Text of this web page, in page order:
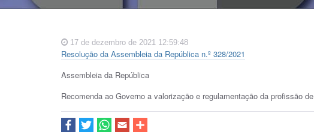
17 de dezembro de 2021 12:59:48
Resolução da Assembleia da República n.º 328/2021
Assembleia da República
Recomenda ao Governo a valorização e regulamentação da profissão